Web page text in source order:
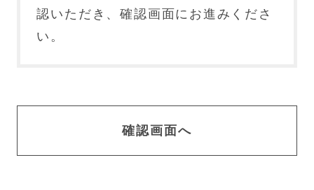
認いただき、確認画面にお進みくださ
い。